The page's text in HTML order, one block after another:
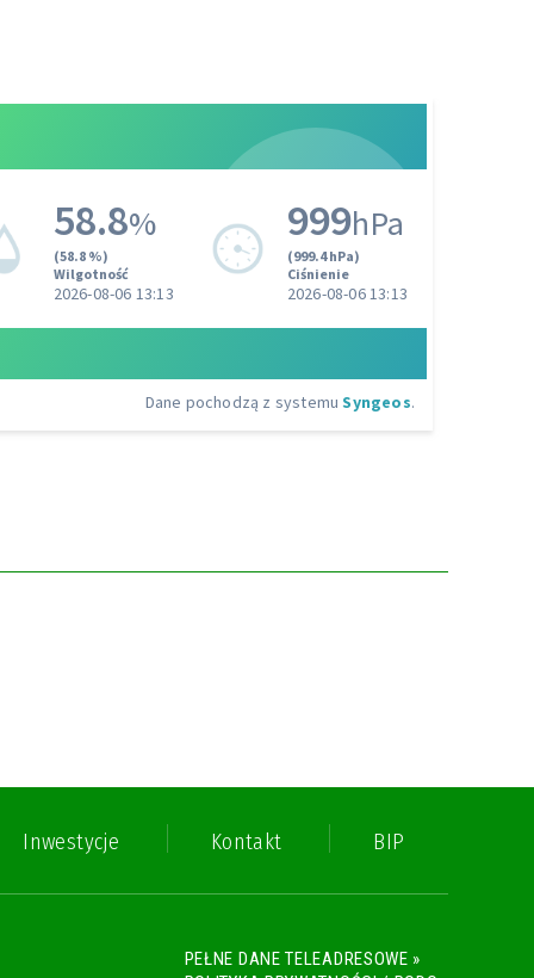
Inwestycje Kontakt BIP
PEŁNE DANE TELEADRESOWE »